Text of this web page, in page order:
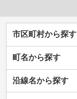
市区町村から探す
町名から探す
沿線名から探す